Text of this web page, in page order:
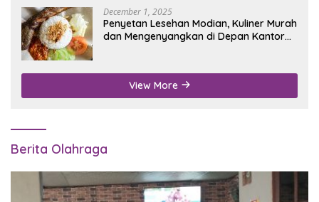
December 1, 2025
Penyetan Lesehan Modian, Kuliner Murah
dan Mengenyangkan di Depan Kantor
View More
Berita Olahraga